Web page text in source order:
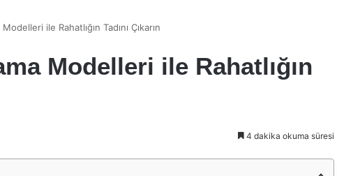
ile Rahatlığın Tadını Çıkarın
Modelleri ile Rahatlığın
4 dakika okuma süresi